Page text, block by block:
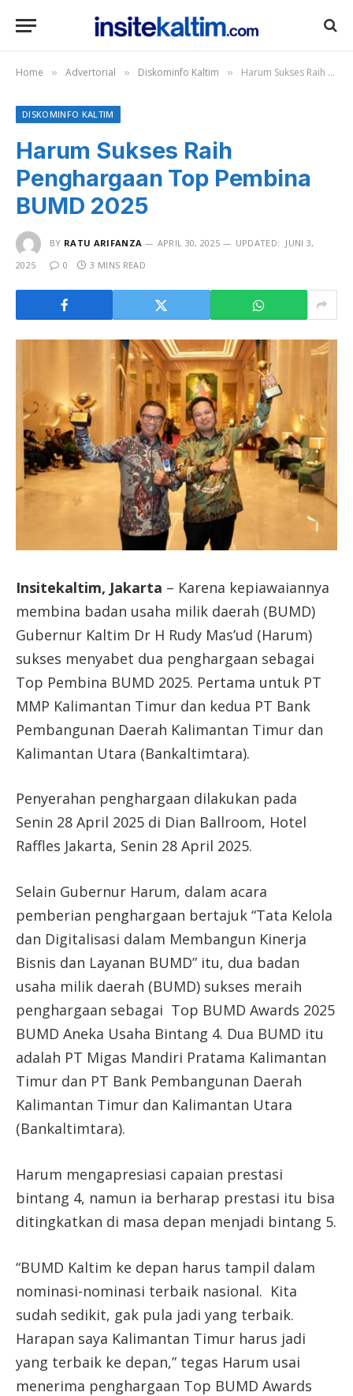
Home » Advertorial » Diskominfo Kaltim » Harum Sukses Raih Penghargaan Top Pembina BUMD 2025
DISKOMINFO KALTIM
Harum Sukses Raih
Penghargaan Top Pembina
BUMD 2025
BY RATU ARIFANZA APRIL 30, 2025 UPDATED: JUNI 3,
2025
0 3 MINS READ
Insitekaltim, Jakarta – Karena kepiawaiannya
membina badan usaha milik daerah (BUMD)
Gubernur Kaltim Dr H Rudy Mas’ud (Harum)
sukses menyabet dua penghargaan sebagai
Top Pembina BUMD 2025. Pertama untuk PT
MMP Kalimantan Timur dan kedua PT Bank
Pembangunan Daerah Kalimantan Timur dan
Kalimantan Utara (Bankaltimtara).
Penyerahan penghargaan dilakukan pada
Senin 28 April 2025 di Dian Ballroom, Hotel
Raffles Jakarta, Senin 28 April 2025.
Selain Gubernur Harum, dalam acara
pemberian penghargaan bertajuk “Tata Kelola
dan Digitalisasi dalam Membangun Kinerja
Bisnis dan Layanan BUMD” itu, dua badan
usaha milik daerah (BUMD) sukses meraih
penghargaan sebagai Top BUMD Awards 2025
BUMD Aneka Usaha Bintang 4. Dua BUMD itu
adalah PT Migas Mandiri Pratama Kalimantan
Timur dan PT Bank Pembangunan Daerah
Kalimantan Timur dan Kalimantan Utara
(Bankaltimtara).
Harum mengapresiasi capaian prestasi
bintang 4, namun ia berharap prestasi itu bisa
ditingkatkan di masa depan menjadi bintang 5.
“BUMD Kaltim ke depan harus tampil dalam
nominasi-nominasi terbaik nasional. Kita
sudah sedikit, gak pula jadi yang terbaik.
Harapan saya Kalimantan Timur harus jadi
yang terbaik ke depan,” tegas Harum usai
menerima penghargaan Top BUMD Awards